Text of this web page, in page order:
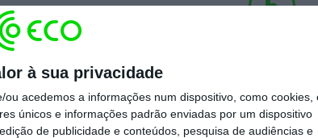
à sua privacidade
ou acedemos a informações num dispositivo, como cookies,
únicos e informações padrão enviadas por um dispositivo
de publicidade e conteúdos, pesquisa de audiências e
hotéis “há muito”
Estado do Turismo
5